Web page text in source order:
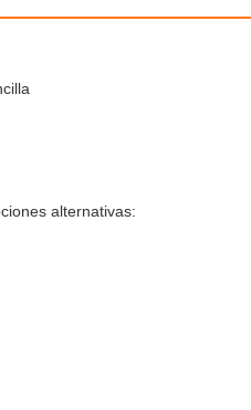
alternativas: